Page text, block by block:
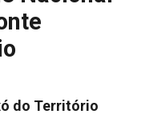
do Território